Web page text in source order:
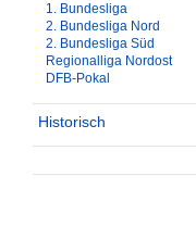
1. Bundesliga
2. Bundesliga Nord
2. Bundesliga Süd
Regionalliga Nordost
DFB-Pokal
Historisch